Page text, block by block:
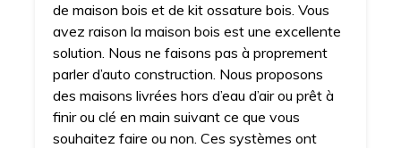
de maison bois et de kit ossature bois. Vous
avez raison la maison bois est une excellente
solution. Nous ne faisons pas à proprement
parler d’auto construction. Nous proposons
des maisons livrées hors d’eau d’air ou prêt à
finir ou clé en main suivant ce que vous
souhaitez faire ou non. Ces systèmes ont